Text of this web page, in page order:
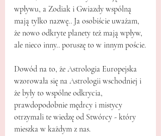
wpływu, a Zodiak i Gwiazdy wspólną
mają tylko nazwę.. Ja osobiście uważam,
że nowo odkryte planety też mają wpływ,
ale nieco inny.. poruszę to w innym poście.
Dowód na to, że Astrologia Europejska
wzorowała się na Astrologii wschodniej i
że były to wspólne odkrycia,
prawdopodobnie mędrcy i mistycy
otrzymali te wiedzę od Stwórcy - który
mieszka w każdym z nas.